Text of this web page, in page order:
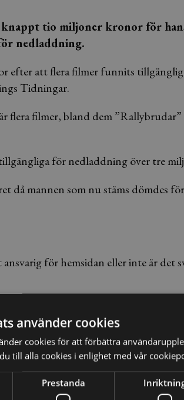
knappt tio miljoner kronor för
nedladdning.
efter att flera filmer funnits
Tidningar.
flera filmer, bland dem ”Rallybrudar”
för nedladdning över tre
då mannen som nu stäms dömdes
för hemsidan eller inte är det
använder cookies
cookies för att förbättra
till alla cookies i enlighet med vår
Prestanda